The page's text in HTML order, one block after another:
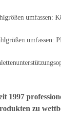
umfassen:
umfassen:
1997
zu